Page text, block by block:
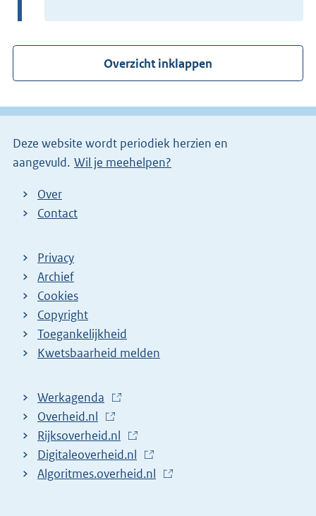
r
l
n
k
Overzicht inklappen
Deze website wordt periodiek herzien en
aangevuld. Wil je meehelpen?
Over
Contact
Privacy
Archief
Cookies
Copyright
Toegankelijkheid
Kwetsbaarheid melden
Werkagenda
E
x
t
e
Overheid.nl
E
x
t
Rijksoverheid.nl
E
x
Digitaleoverheid.nl
E
Algoritmes.overheid.nl